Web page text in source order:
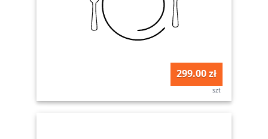
299.00 zł
szt